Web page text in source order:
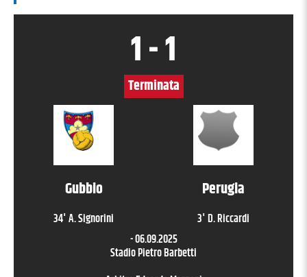
Gubbio
34' A. Signorini
Perugia
3' D. Riccardi
1-1
Terminata
-06.09.2025
Stadio Pietro Barbetti